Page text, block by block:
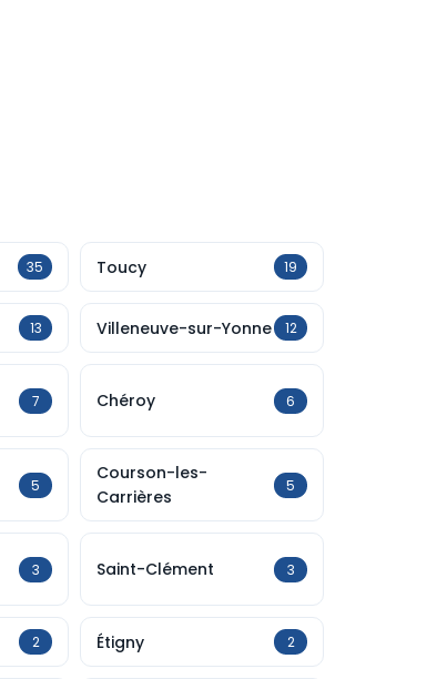
35 Toucy 19
13 Villeneuve-sur-Yonne 12
7 Chéroy 6
5
Courson-les-
Carrières
5
3 Saint-Clément 3
2 Étigny 2